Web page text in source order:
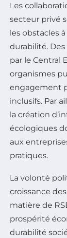
Les
secteur privé
les obstacles
durabilité.
par le Central
organismes
engagement
inclusifs. Par
la création
écologiques
aux
pratiques.
La volonté
croissance
matière de
prospérité
durabilité